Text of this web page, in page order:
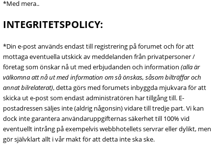
*Med mera..
INTEGRITETSPOLICY:
*Din e-post används endast till registrering på forumet och för att
mottaga eventuella utskick av meddelanden från privatpersoner /
företag som önskar nå ut med erbjudanden och information (alla är
välkomna att nå ut med information om så önskas, såsom bilträffar och
annat bilrelaterat), detta görs med forumets inbyggda mjukvara för att
skicka ut e-post som endast administratören har tillgång till. E-
postadressen säljes inte (aldrig någonsin) vidare till tredje part. Vi kan
dock inte garantera användaruppgifternas säkerhet till 100% vid
eventuellt intrång på exempelvis webbhotellets servrar eller dylikt, men
gör självklart allt i vår makt för att detta inte ska ske.